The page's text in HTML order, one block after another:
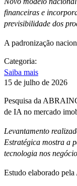
financeiras e
previsibilidade dos
A padronização
Categoria:
Saiba mais
15 de julho de 2026
Pesquisa da
de IA no mercado
Levantamento
Estratégica mostra a
tecnologia nos
Estudo elaborado